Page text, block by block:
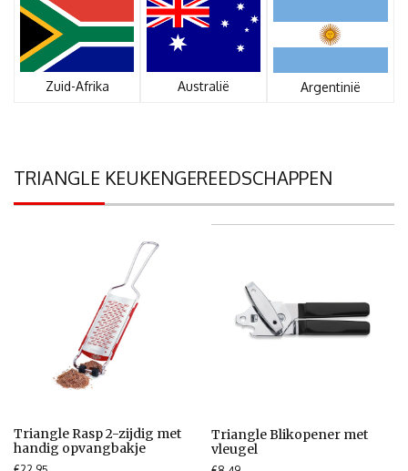
Zuid-Afrika Australië Argentinië
TRIANGLE KEUKENGEREEDSCHAPPEN
Triangle Rasp 2-zijdig met
handig opvangbakje
Triangle Blikopener met
vleugel